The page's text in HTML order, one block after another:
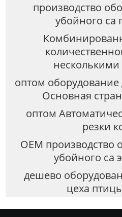
производство
убойного са
несколькими
оптом оборудование
Основная
оптом
резки
OEM производство
убойного са
дешево
цеха